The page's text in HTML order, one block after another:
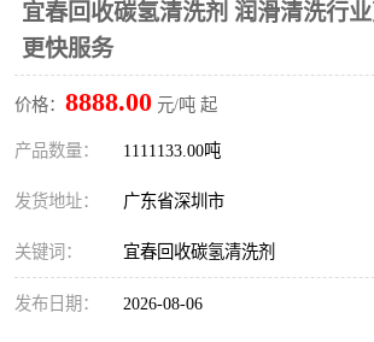
宜春回收碳氢清洗剂 润滑清洗行
更快服务
价格： 8888.00 元/吨 起
产品数量： 1111133.00吨
发货地址： 广东省深圳市
关键词： 宜春回收碳氢清洗剂
发布日期： 2026-08-06